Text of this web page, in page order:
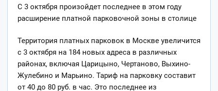
С 3 октября произойдет последнее в этом году
расширение платной парковочной зоны в столице
Территория платных парковок в Москве увеличится
с 3 октября на 184 новых адреса в различных
районах, включая Царицыно, Чертаново, Выхино-
Жулебино и Марьино. Тариф на парковку составит
от 40 до 80 руб. в час. Это последнее из